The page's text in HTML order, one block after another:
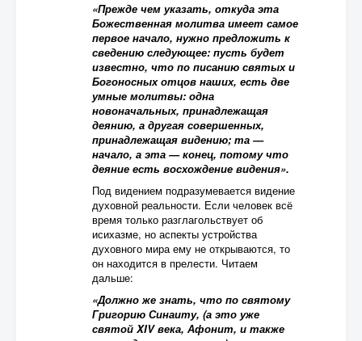
«Прежде чем указать, откуда эта
Божественная молитва имеет самое
первое начало, нужно предложить к
сведению следующее: пусть будет
известно, что по писанию святых и
Богоносных отцов наших, есть две
умные молитвы: одна
новоначальных, принадлежащая
деянию, а другая совершенных,
принадлежащая видению; та —
начало, а эта — конец, потому что
деяние есть восхождение видения».
Под видением подразумевается видение
духовной реальности. Если человек всё
время только разглагольствует об
исихазме, но аспекты устройства
духовного мира ему не открываются, то
он находится в прелести. Читаем
дальше:
«Должно же знать, что по святому
Григорию Синаиту, (а это уже
святой XIV века, Афонит, и также